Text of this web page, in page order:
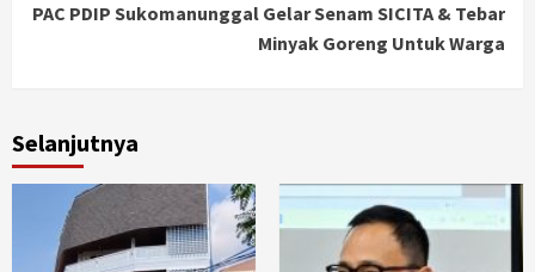
PAC PDIP Sukomanunggal Gelar Senam SICITA & Tebar
Minyak Goreng Untuk Warga
Selanjutnya